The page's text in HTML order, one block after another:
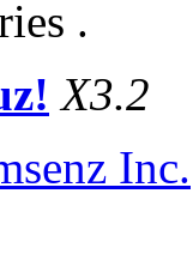
.
X3.2
Inc.